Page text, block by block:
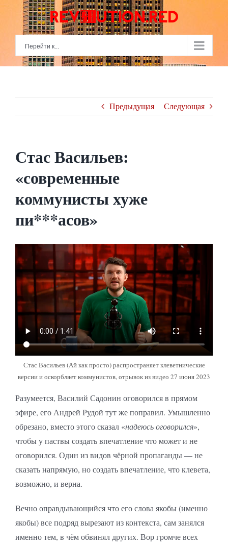
content
Перейти к...
Предыдущая Следующая
Стас Васильев:
«современные
коммунисты хуже
пи***асов»
Стас Васильев (Ай как просто) распространяет клеветнические
версии и оскорбляет коммунистов, отрывок из видео 27 июня 2023
Разумеется, Василий Садонин оговорился в прямом
эфире, его Андрей Рудой тут же поправил. Умышленно
обрезано, вместо этого сказал «надеюсь оговорился»,
чтобы у паствы создать впечатление что может и не
оговорился. Один из видов чёрной пропаганды — не
сказать напрямую, но создать впечатление, что клевета,
возможно, и верна.
Вечно оправдывающийся что его слова якобы (именно
якобы) все подряд вырезают из контекста, сам занялся
именно тем, в чём обвинял других. Вор громче всех